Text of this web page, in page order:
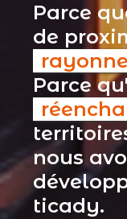
Parce
de
Parce
nous
ticady.